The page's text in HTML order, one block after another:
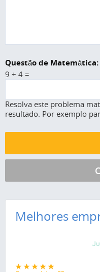
Questão de Matemática:
9 + 4 =
Resolva este problema
resultado. Por exemplo
Melhores